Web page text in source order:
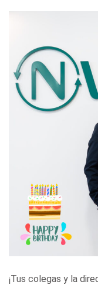
¡Tus colegas y la